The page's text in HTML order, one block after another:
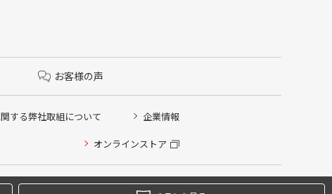
お客様の声
する弊社取組について 企業情報
オンラインストア